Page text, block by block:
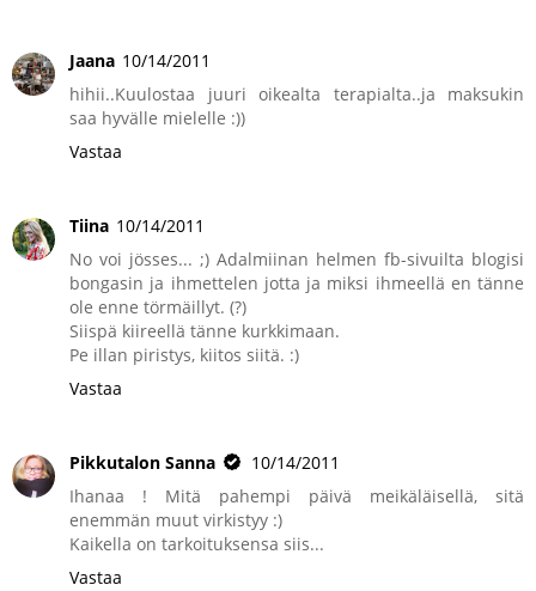
Jaana 10/14/2011
hihii..Kuulostaa juuri oikealta terapialta..ja maksukin
saa hyvälle mielelle :))
Vastaa
Tiina 10/14/2011
No voi jösses... ;) Adalmiinan helmen fb-sivuilta blogisi
bongasin ja ihmettelen jotta ja miksi ihmeellä en tänne
ole enne törmäillyt. (?)
Siispä kiireellä tänne kurkkimaan.
Pe illan piristys, kiitos siitä. :)
Vastaa
Pikkutalon Sanna
10/14/2011
Ihanaa ! Mitä pahempi päivä meikäläisellä, sitä
enemmän muut virkistyy :)
Kaikella on tarkoituksensa siis...
Vastaa